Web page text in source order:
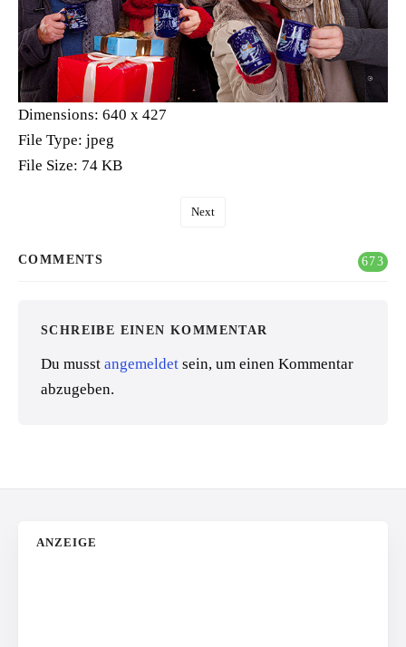
Dimensions: 640 x 427
File Type: jpeg
File Size: 74 KB
Next
COMMENTS 673
SCHREIBE EINEN KOMMENTAR
Du musst angemeldet sein, um einen Kommentar
abzugeben.
ANZEIGE